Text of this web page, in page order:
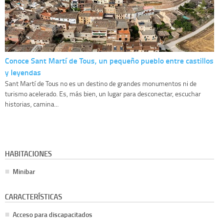
Conoce Sant Martí de Tous, un pequeño pueblo entre castillos
y leyendas
Sant Martí de Tous no es un destino de grandes monumentos ni de
turismo acelerado. Es, más bien, un lugar para desconectar, escuchar
historias, camina...
HABITACIONES
Minibar
CARACTERÍSTICAS
Acceso para discapacitados